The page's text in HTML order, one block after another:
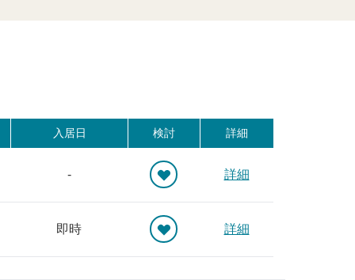
入居日 検討 詳細
- 詳細
即時 詳細